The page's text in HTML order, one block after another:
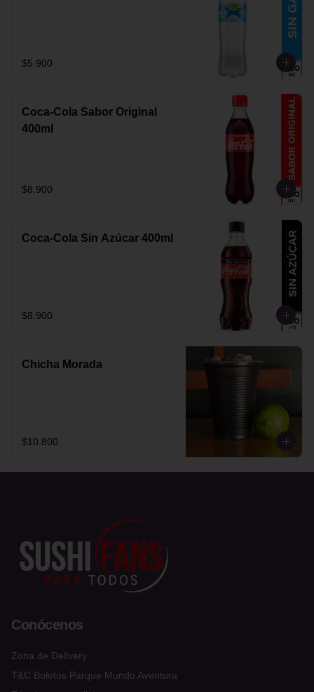
$5.900
Coca-Cola Sabor Original
400ml
$8.900
Coca-Cola Sin Azúcar 400ml
$8.900
Chicha Morada
$10.800
Conócenos
Zona de Delivery
T&C Boletos Parque Mundo Aventura